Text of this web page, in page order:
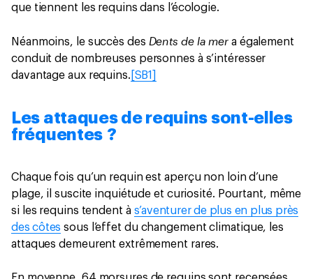
que tiennent les requins dans l’écologie.
Néanmoins, le succès des Dents de la mer a également
conduit de nombreuses personnes à s’intéresser
davantage aux requins. [SB1]
Les attaques de requins sont-elles
fréquentes ?
Chaque fois qu’un requin est aperçu non loin d’une
plage, il suscite inquiétude et curiosité. Pourtant, même
si les requins tendent à s’aventurer de plus en plus près
des côtes sous l’effet du changement climatique, les
attaques demeurent extrêmement rares.